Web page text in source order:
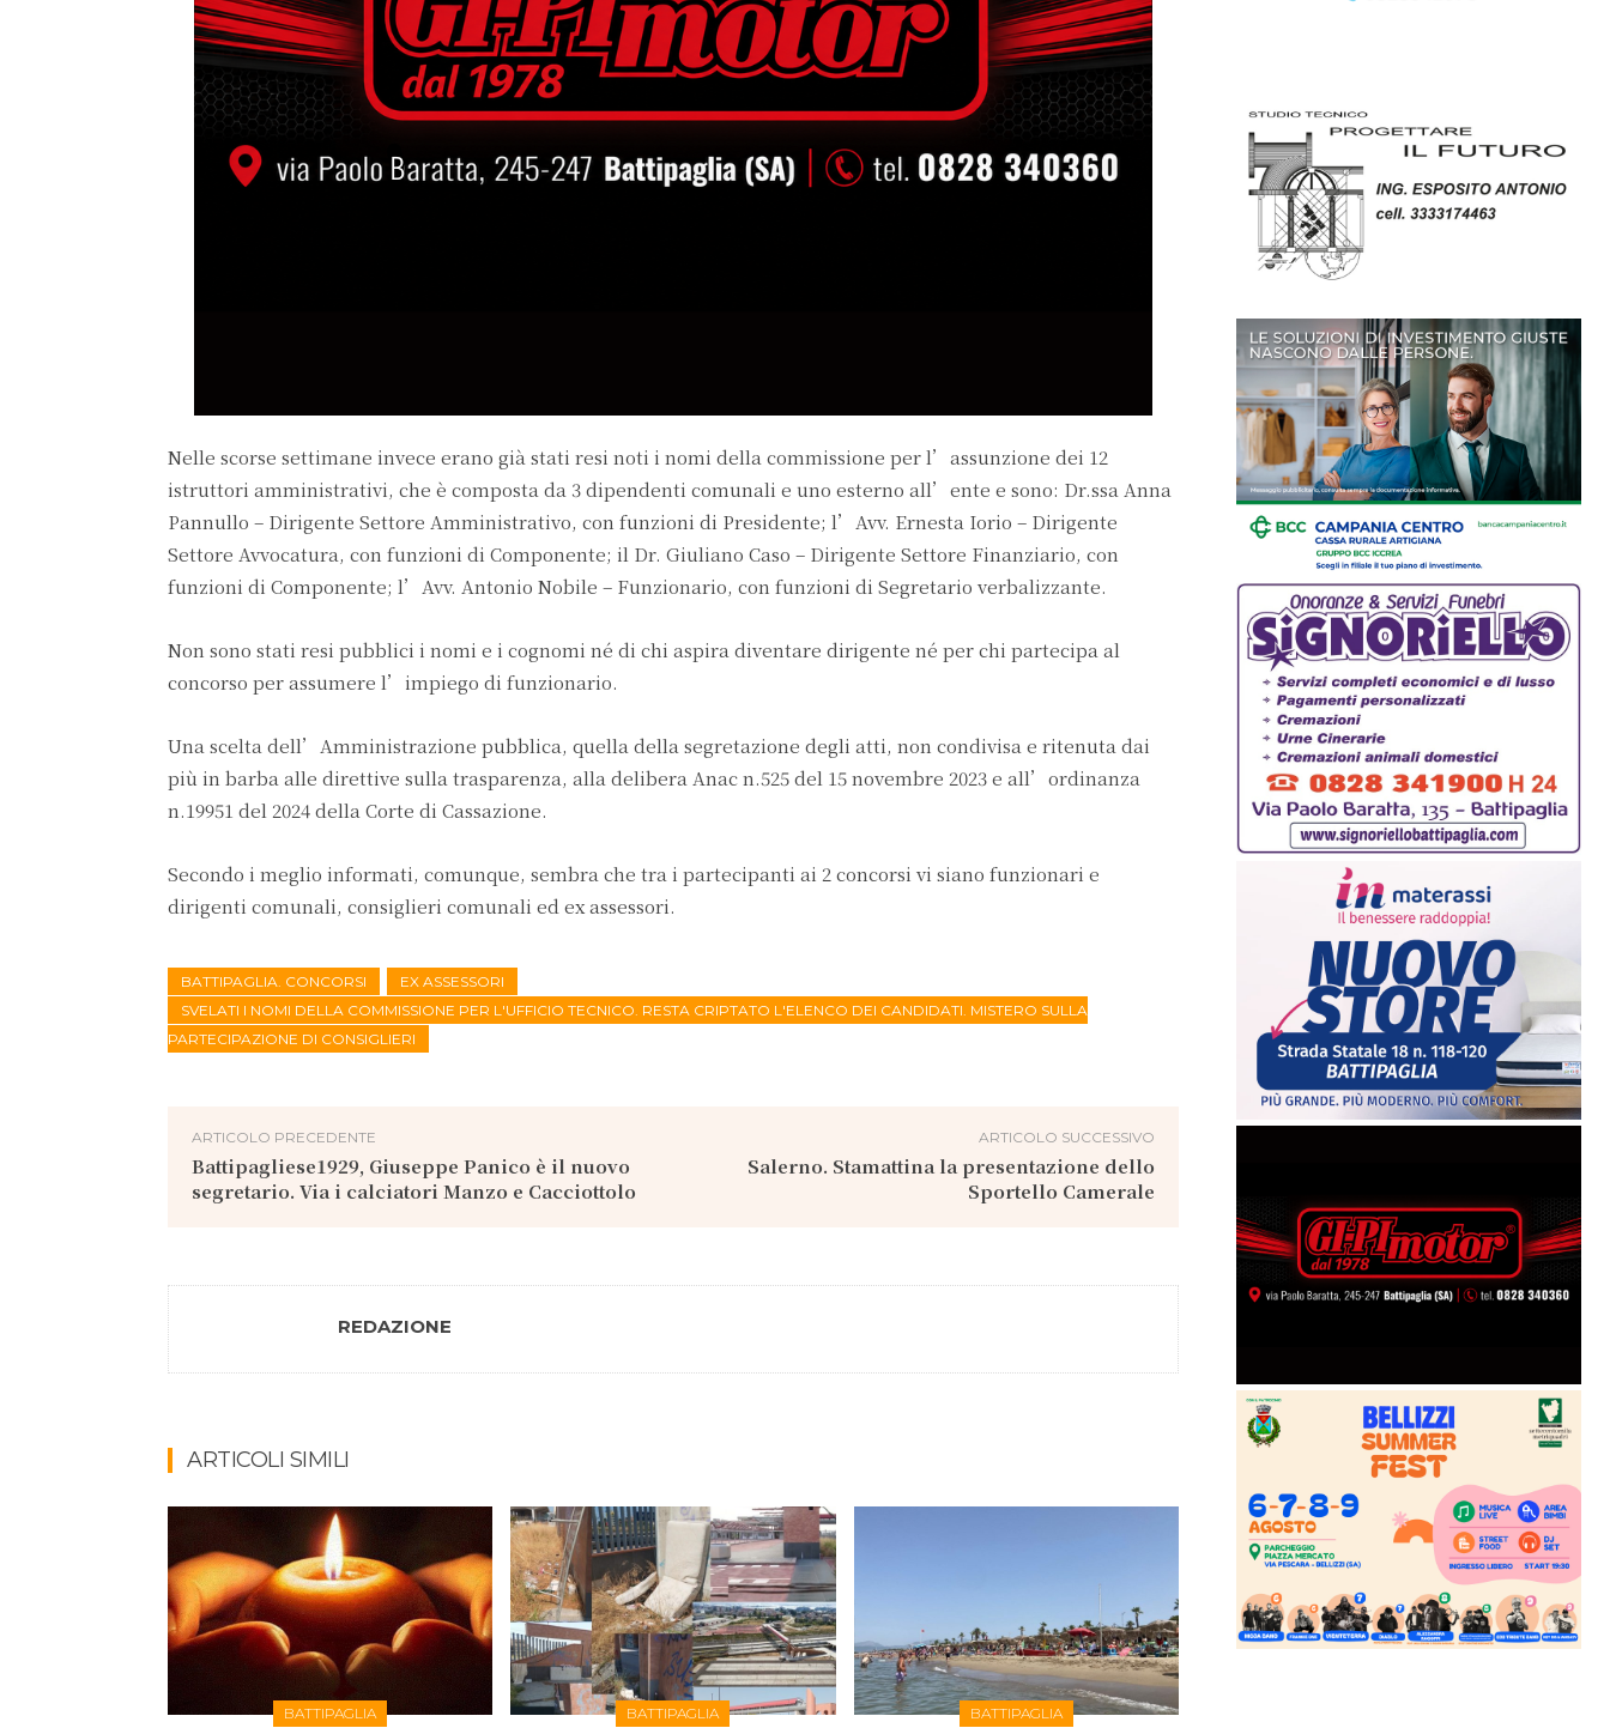
Nelle scorse settimane invece erano già stati resi noti i nomi della commissione per l’assunzione dei 12
istruttori amministrativi, che è composta da 3 dipendenti comunali e uno esterno all’ente e sono: Dr.ssa Anna
Pannullo – Dirigente Settore Amministrativo, con funzioni di Presidente; l’Avv. Ernesta Iorio – Dirigente
Settore Avvocatura, con funzioni di Componente; il Dr. Giuliano Caso – Dirigente Settore Finanziario, con
funzioni di Componente; l’Avv. Antonio Nobile – Funzionario, con funzioni di Segretario verbalizzante.
Non sono stati resi pubblici i nomi e i cognomi né di chi aspira diventare dirigente né per chi partecipa al
concorso per assumere l’impiego di funzionario.
Una scelta dell’Amministrazione pubblica, quella della segretazione degli atti, non condivisa e ritenuta dai
più in barba alle direttive sulla trasparenza, alla delibera Anac n.525 del 15 novembre 2023 e all’ordinanza
n.19951 del 2024 della Corte di Cassazione.
Secondo i meglio informati, comunque, sembra che tra i partecipanti ai 2 concorsi vi siano funzionari e
dirigenti comunali, consiglieri comunali ed ex assessori.
BATTIPAGLIA. CONCORSI
EX ASSESSORI
SVELATI I NOMI DELLA COMMISSIONE PER L'UFFICIO TECNICO. RESTA CRIPTATO L'ELENCO DEI CANDIDATI. MISTERO SULLA
PARTECIPAZIONE DI CONSIGLIERI
ARTICOLO PRECEDENTE
Battipagliese1929, Giuseppe Panico è il nuovo
segretario. Via i calciatori Manzo e Cacciottolo
ARTICOLO SUCCESSIVO
Salerno. Stamattina la presentazione dello
Sportello Camerale
REDAZIONE
ARTICOLI SIMILI
BATTIPAGLIA BATTIPAGLIA BATTIPAGLIA